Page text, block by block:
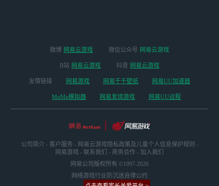
鸢》（代号鸢），
可随时上线游戏，
而且支持手机、P
式，无需下载即开
即玩，非常方便。
请看下文介绍。
微博 网易云游戏 微信公众号 网易云游戏
B站 网易云游戏 抖音 网易云游戏
友情链接 网易游戏 网易千千壁纸 网易UU加速器
MuMu模拟器 网易发烧游戏 网易UU远程
公司简介 - 客户服务 - 网易云游戏隐私政策及儿童个人信息保护规则 -
网易游戏 - 联系我们 - 商务合作 - 加入我们
网易公司版权所有 ©1997-2026
网络游戏行业防沉迷自律公约